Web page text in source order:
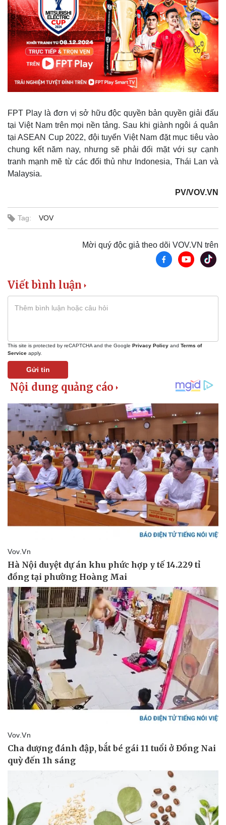
Kinh tế
Bất động sản
Khởi nghiệp
Thị trường
Giá vàng
Giá cà phê
Pháp luật
Vụ án
Tin nóng
Tư vấn luật
Quân sự - Quốc phòng
Vũ khí
Việt Nam
Phân tích
Bóng đá
Lịch thi đấu bóng đá
Thế giới thể thao
eSports
Hậu trường
Ô tô - Xe máy
Xe máy
Tư vấn
FPT Play là đơn vị sở hữu độc quyền bản quyền giải đấu
tại Việt Nam trên mọi nền tảng. Sau khi giành ngôi á quân
tại ASEAN Cup 2022, đội tuyển Việt Nam đặt mục tiêu vào
chung kết năm nay, nhưng sẽ phải đối mặt với sự cạnh
tranh mạnh mẽ từ các đối thủ như Indonesia, Thái Lan và
Malaysia.
PV/VOV.VN
Tag: VOV
Mời quý độc giả theo dõi VOV.VN trên
Viết bình luận
This site is protected by reCAPTCHA and the Google Privacy Policy and Terms of
Service apply.
Gửi tin